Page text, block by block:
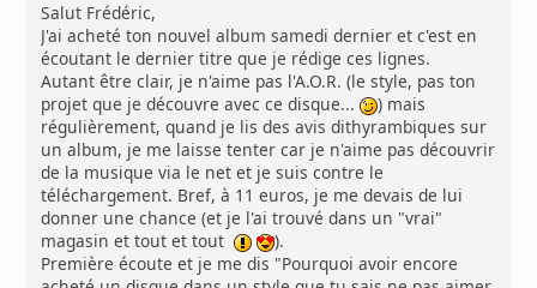
Salut Frédéric,
J'ai acheté ton nouvel album samedi dernier et c'est en
écoutant le dernier titre que je rédige ces lignes.
Autant être clair, je n'aime pas l'A.O.R. (le style, pas ton
projet que je découvre avec ce disque...
) mais
régulièrement, quand je lis des avis dithyrambiques sur
un album, je me laisse tenter car je n'aime pas découvrir
de la musique via le net et je suis contre le
téléchargement. Bref, à 11 euros, je me devais de lui
donner une chance (et je l'ai trouvé dans un "vrai"
magasin et tout et tout
).
Première écoute et je me dis "Pourquoi avoir encore